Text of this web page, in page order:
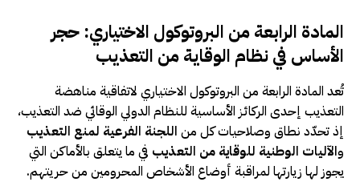
المادة الرابعة من البروتوكول الاختياري: حجر
الأساس في نظام الوقاية من التعذيب
تُعد المادة الرابعة من البروتوكول الاختياري لاتفاقية مناهضة
التعذيب إحدى الركائز الأساسية للنظام الدولي الوقائي ضد التعذيب،
إذ تحدّد نطاق وصلاحيات كل من اللجنة الفرعية لمنع التعذيب
والآليات الوطنية للوقاية من التعذيب في ما يتعلق بالأماكن التي
يجوز لها زيارتها لمراقبة أوضاع الأشخاص المحرومين من حريتهم.